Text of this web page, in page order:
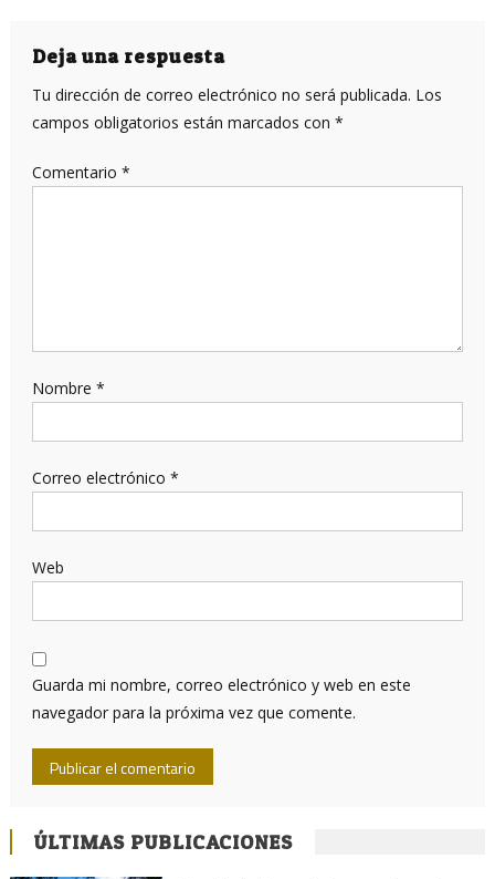
entradas
Deja una respuesta
Tu dirección de correo electrónico no será publicada. Los
campos obligatorios están marcados con *
Comentario *
Nombre *
Correo electrónico *
Web
Guarda mi nombre, correo electrónico y web en este
navegador para la próxima vez que comente.
ÚLTIMAS PUBLICACIONES